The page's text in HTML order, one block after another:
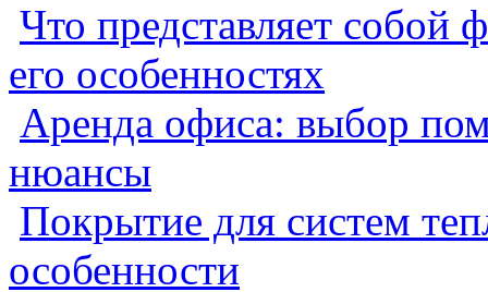
Что представляет собой
его особенностях
Аренда офиса: выбор
нюансы
Покрытие для систем
особенности